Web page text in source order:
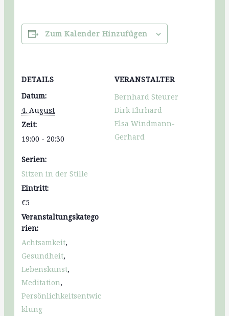
Zum Kalender Hinzufügen
DETAILS
Datum:
4. August
Zeit:
19:00 - 20:30
Serien:
Sitzen in der Stille
Eintritt:
€5
Veranstaltungskatego
rien:
Achtsamkeit,
Gesundheit,
Lebenskunst,
Meditation,
Persönlichkeitsentwic
klung
VERANSTALTER
Bernhard Steurer
Dirk Ehrhard
Elsa Windmann-
Gerhard